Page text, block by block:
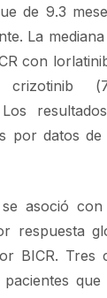
de 9.3
La
con
crizotinib
Los
por datos
asoció con
respuesta
BICR. Tres